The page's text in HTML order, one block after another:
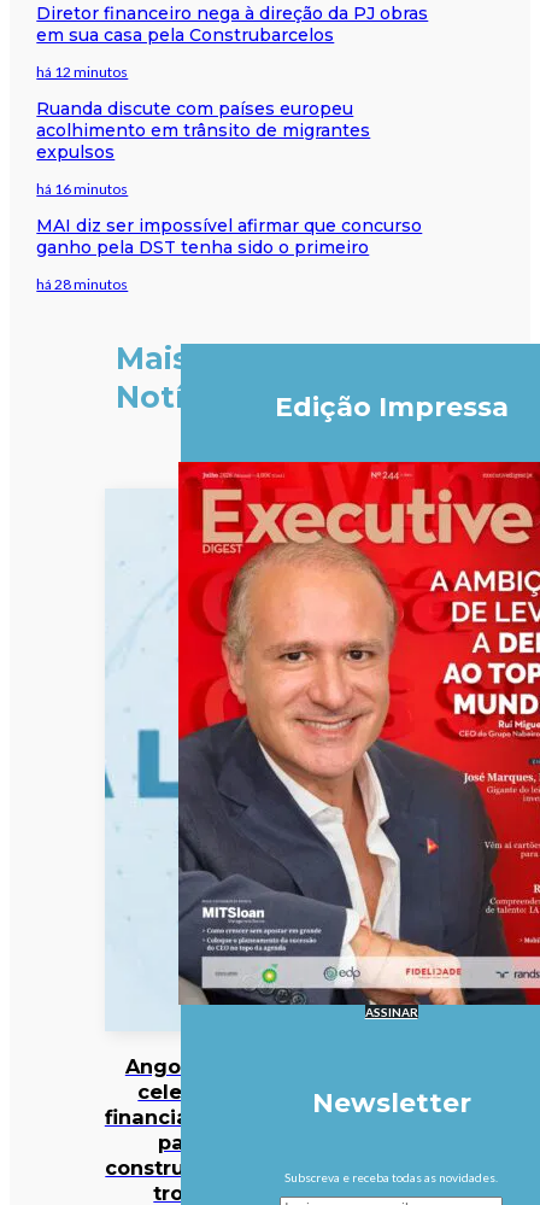
Diretor financeiro nega à direção da PJ obras
em sua casa pela Construbarcelos
há 12 minutos
Ruanda discute com países europeu
acolhimento em trânsito de migrantes
expulsos
há 16 minutos
MAI diz ser impossível afirmar que concurso
ganho pela DST tenha sido o primeiro
há 28 minutos
Mais
Notícias
Angola vai
celebrar
financiamento
para
construção do
troço
Edição Impressa
ASSINAR
Newsletter
Subscreva e receba todas as novidades.